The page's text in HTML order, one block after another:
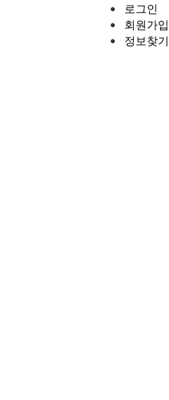
로그인
회원가입
정보찾기